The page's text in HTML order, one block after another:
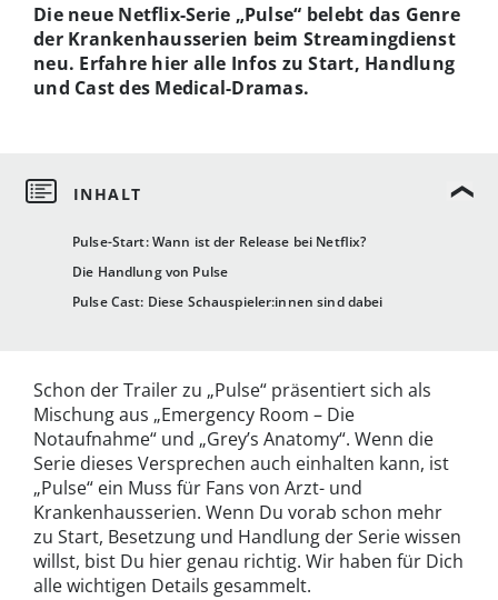
Pulse-Start: Wann ist der Release bei Netflix?
Die Handlung von Pulse
Pulse Cast: Diese Schauspieler:innen sind dabei
Die neue Netflix-Serie „Pulse“ belebt das Genre
der Krankenhausserien beim Streamingdienst
neu. Erfahre hier alle Infos zu Start, Handlung
und Cast des Medical-Dramas.
Schon der Trailer zu „Pulse“ präsentiert sich als
Mischung aus „Emergency Room – Die
Notaufnahme“ und „Grey’s Anatomy“. Wenn die
Serie dieses Versprechen auch einhalten kann, ist
„Pulse“ ein Muss für Fans von Arzt- und
Krankenhausserien. Wenn Du vorab schon mehr
zu Start, Besetzung und Handlung der Serie wissen
willst, bist Du hier genau richtig. Wir haben für Dich
alle wichtigen Details gesammelt.